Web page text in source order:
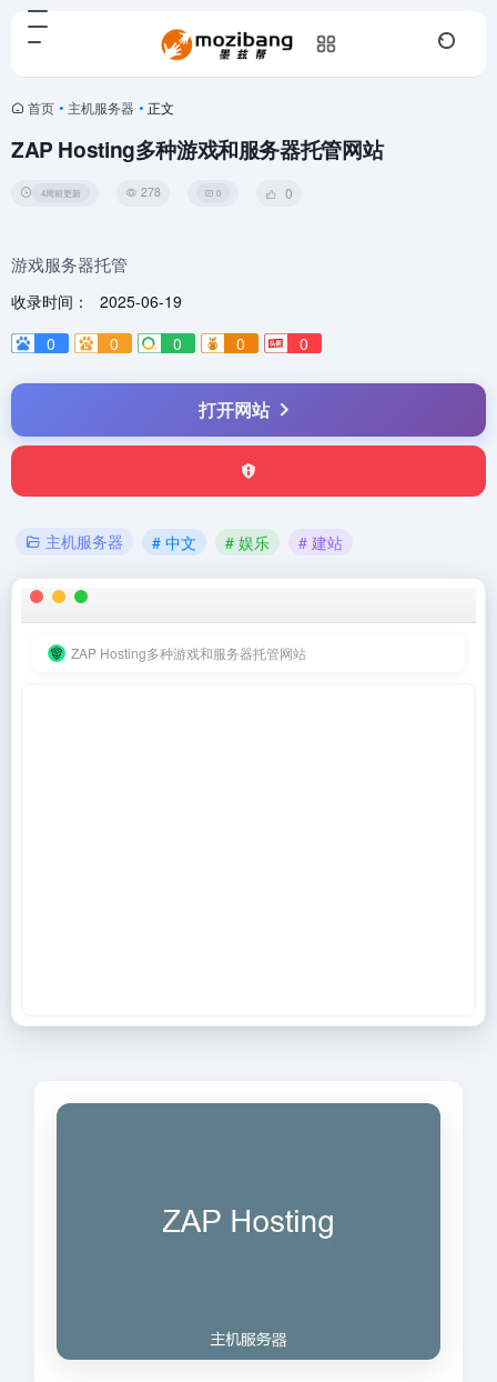
首页 • 主机服务器 • 正文
ZAP Hosting多种游戏和服务器托管网站
4周前更新 278 0 0
游戏服务器托管
收录时间：
2025-06-19
0
0 0 0 0
打开网站
主机服务器 # 中文 # 娱乐 # 建站
ZAP Hosting多种游戏和服务器托管网站